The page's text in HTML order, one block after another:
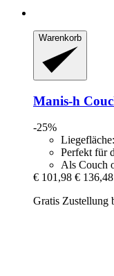
Warenkorb
Manis-h
-25%
Perfekt für
Als Couch
€ 101,98 € 136,48
Gratis Zustellung